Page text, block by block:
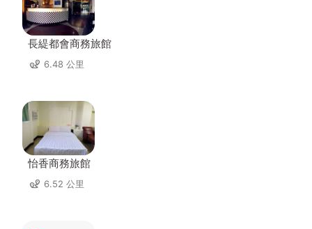
長緹都會商務旅館
6.48 公里
怡香商務旅館
6.52 公里